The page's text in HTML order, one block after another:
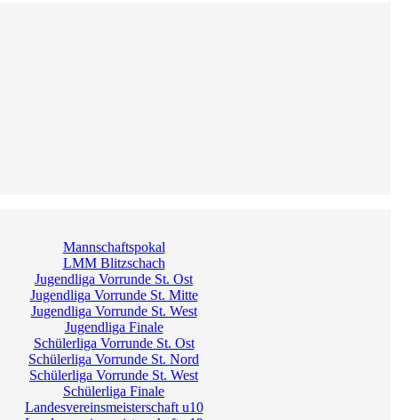
Mannschaftspokal
LMM Blitzschach
Jugendliga Vorrunde St. Ost
Jugendliga Vorrunde St. Mitte
Jugendliga Vorrunde St. West
Jugendliga Finale
Schülerliga Vorrunde St. Ost
Schülerliga Vorrunde St. Nord
Schülerliga Vorrunde St. West
Schülerliga Finale
Landesvereinsmeisterschaft u10